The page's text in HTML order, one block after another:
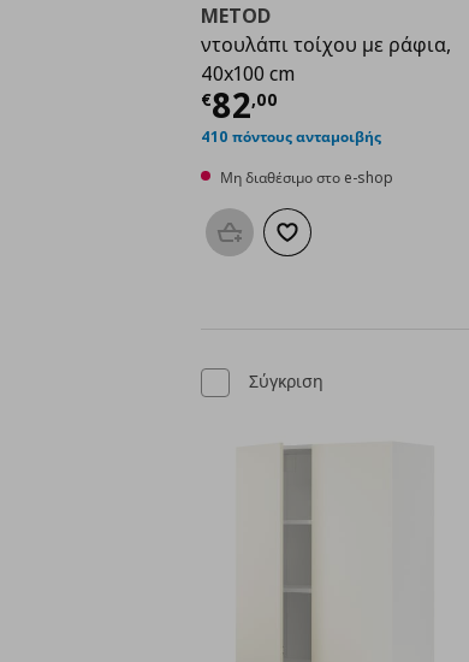
METOD
ντουλάπι τοίχου με ράφια,
40x100 cm
€82,00
Τρέχουσα τιμή
410 πόντους ανταμοιβής
Μη διαθέσιμο στο e-shop
Προσθήκη στο καλάθι
Προσθήκη στα αγαπημένα
Σύγκριση